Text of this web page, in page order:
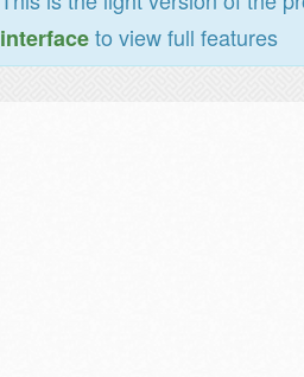
interfaceto view full features